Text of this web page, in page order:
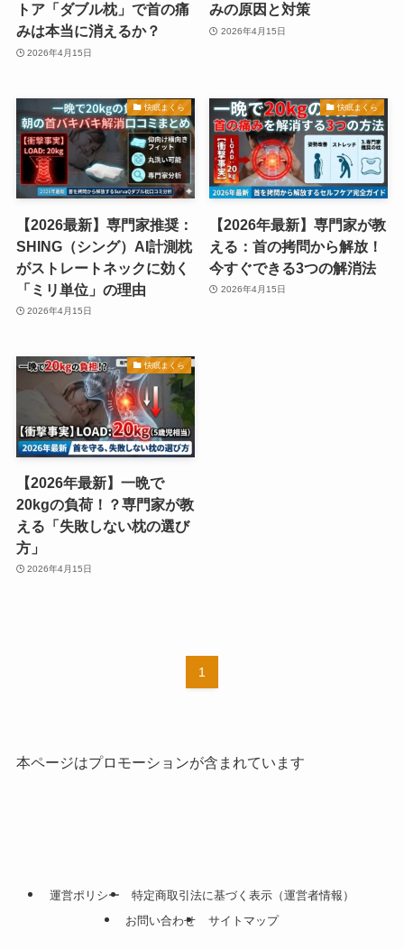
トア「ダブル枕」で首の痛
みは本当に消えるか？
2026年4月15日
みの原因と対策
2026年4月15日
快眠まくら
【2026最新】専門家推奨：
SHING（シング）AI計測枕
がストレートネックに効く
「ミリ単位」の理由
2026年4月15日
快眠まくら
【2026年最新】専門家が教
える：首の拷問から解放！
今すぐできる3つの解消法
2026年4月15日
快眠まくら
【2026年最新】一晩で
20kgの負荷！？専門家が教
える「失敗しない枕の選び
方」
2026年4月15日
1
本ページはプロモーションが含まれています
運営ポリシー
特定商取引法に基づく表示（運営者情報）
お問い合わせ
サイトマップ